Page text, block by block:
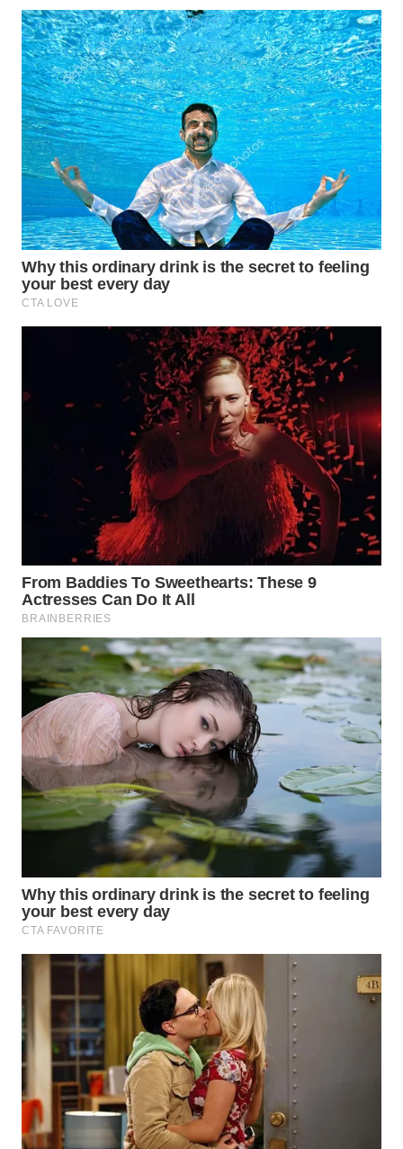
SELATAN
WN
TANJUNG
LESUNG
WN
KARO
WN
SIMALUNGUN
WN
LABUHANBATU
SERDANG
TEBING
WN
PAKPAK
WN
KARAWANG
WN
BEKASI
BOGOR
WN
TAPANULI
WN
SAMOSIR
WN
PADANG
LAWAS